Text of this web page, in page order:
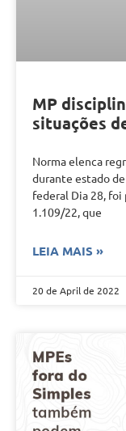
MP
situações
Norma elenca
durante estado
federal Dia 28, foi
1.109/22, que
LEIA MAIS »
20 de April de 2022